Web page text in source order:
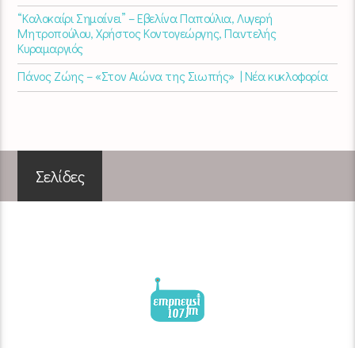
“Καλοκαίρι Σημαίνει” – Εβελίνα Παπούλια, Λυγερή
Μητροπούλου, Χρήστος Κοντογεώργης, Παντελής
Κυραμαργιός
Πάνος Ζώης – «Στον Αιώνα της Σιωπής» | Νέα κυκλοφορία
Σελίδες